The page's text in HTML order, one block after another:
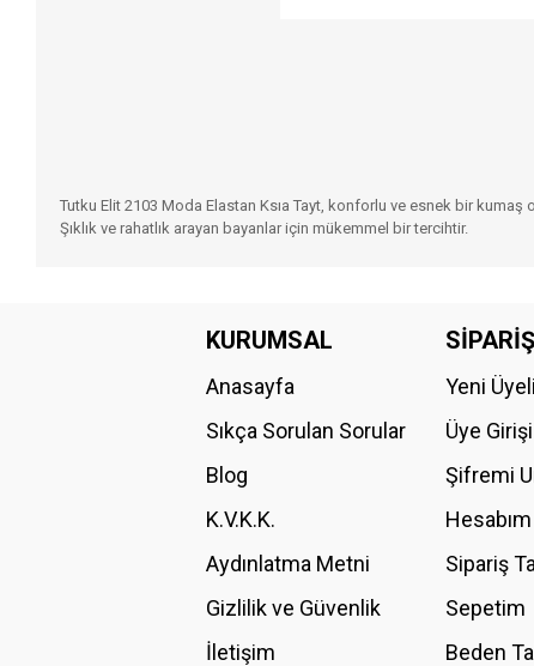
Tutku Elit 2103 Moda Elastan Ksıa Tayt, konforlu ve esnek bir
Şıklık ve rahatlık arayan bayanlar için mükemmel bir tercihtir.
Ürün resmi kalitesiz, bozuk veya görüntülenemiyor.
Ürün fiyatı diğer sitelerden daha pahalı.
Bu ürüne benzer farklı alternatifler olmalı.
KURUMSAL
Anasayfa
Sıkça Sorulan Sorular
Blog
K.V.K.K.
Aydınlatma Metni
Gizlilik ve Güvenlik
İletişim
SİPARİŞ
Yeni
Üye Girişi
Şifremi
Hesabım
Sipariş
Sepetim
Beden